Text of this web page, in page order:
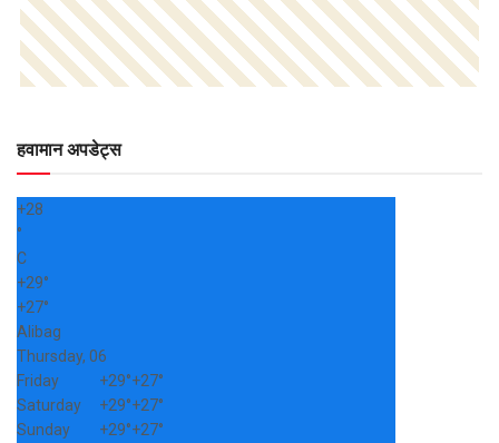
हवामान अपडेट्स
+28
°
C
+29°
+27°
Alibag
Thursday, 06
Friday
+29°+27°
Saturday
+29°+27°
Sunday
+29°+27°